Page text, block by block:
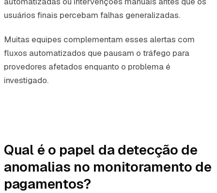
usuários finais percebam falhas generalizadas.
Muitas equipes complementam esses alertas com
fluxos automatizados que pausam o tráfego para
provedores afetados enquanto o problema é
investigado.
Qual é o papel da detecção de
anomalias no monitoramento de
pagamentos?